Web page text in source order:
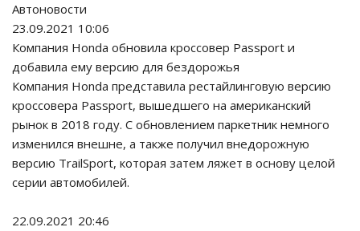
Автоновости
23.09.2021 10:06
Компания Honda обновила кроссовер Passport и
добавила ему версию для бездорожья
Компания Honda представила рестайлинговую версию
кроссовера Passport, вышедшего на американский
рынок в 2018 году. С обновлением паркетник немного
изменился внешне, а также получил внедорожную
версию TrailSport, которая затем ляжет в основу целой
серии автомобилей.
22.09.2021 20:46